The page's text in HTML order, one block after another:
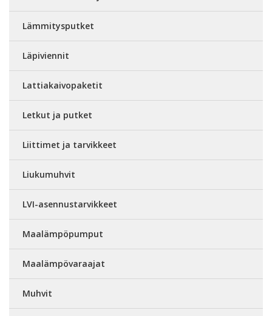
Lämmitysputket
Läpiviennit
Lattiakaivopaketit
Letkut ja putket
Liittimet ja tarvikkeet
Liukumuhvit
LVI-asennustarvikkeet
Maalämpöpumput
Maalämpövaraajat
Muhvit